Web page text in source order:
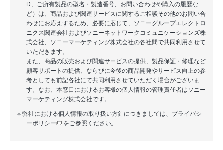
D、ご所有製品の型名・製造番号、お問い合わせや購入の履歴な
ど）は、商品および関連サービスに関するご相談その他のお問い合
わせにお応えするため、必要に応じて、ソニーグループエレクトロ
ニクス関連会社およびソニーネットワークコミュニケーションズ株
式会社、ソニーマーケティング株式会社の各社間で共同利用させて
いただきます。
また、商品の販売および関連サービスの提供、製品保証・修理など
顧客サポートの提供、ならびに今後の商品開発やサービス向上の参
考としても前記各社にて共同利用させていただく場合がございま
す。なお、本窓口におけるお客様の個人情報の管理責任者はソニー
マーケティング株式会社です。
※ 弊社における個人情報の取り扱い方針につきましては、 プライバシ
ーポリシー
をご参照ください。